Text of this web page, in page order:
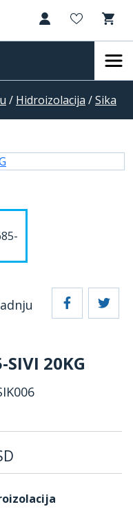
/ Hidroizolacija /Sika
SIVI 20KG